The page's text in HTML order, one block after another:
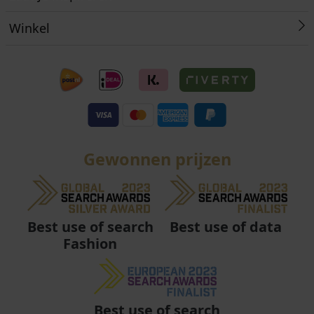
Winkel
Gewonnen prijzen
Best use of search
Fashion
Best use of data